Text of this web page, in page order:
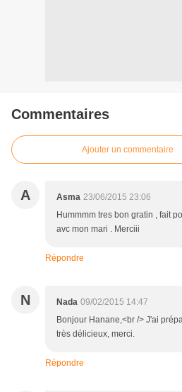
Commentaires
Ajouter un commentaire
A Asma 23/06/2015 23:06
Hummmm tres bon gratin , fait
avc mon mari . Merciii
Répondre
N Nada 09/02/2015 14:47
Bonjour Hanane,<br /> J'ai
très délicieux, merci.
Répondre